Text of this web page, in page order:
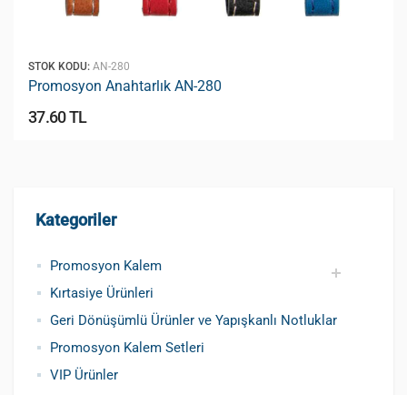
Kategoriler
Promosyon Kalem
Promosyon Metal Kalem
Promosyon Roller Kalem
Promosyon Dokunmatik Kalem
Promosyon Plastik Kalem
Geri Dönüşümlü ve Tohumlu Kalemler
Promosyon Fosforlu Kalem
Kursun Kalemler
Kırtasiye Ürünleri
Geri Dönüşümlü Ürünler ve Yapışkanlı Notluklar
Promosyon Kalem Setleri
VIP Ürünler
STOK KODU: AN-280
Promosyon Anahtarlık AN-280
37.60 TL